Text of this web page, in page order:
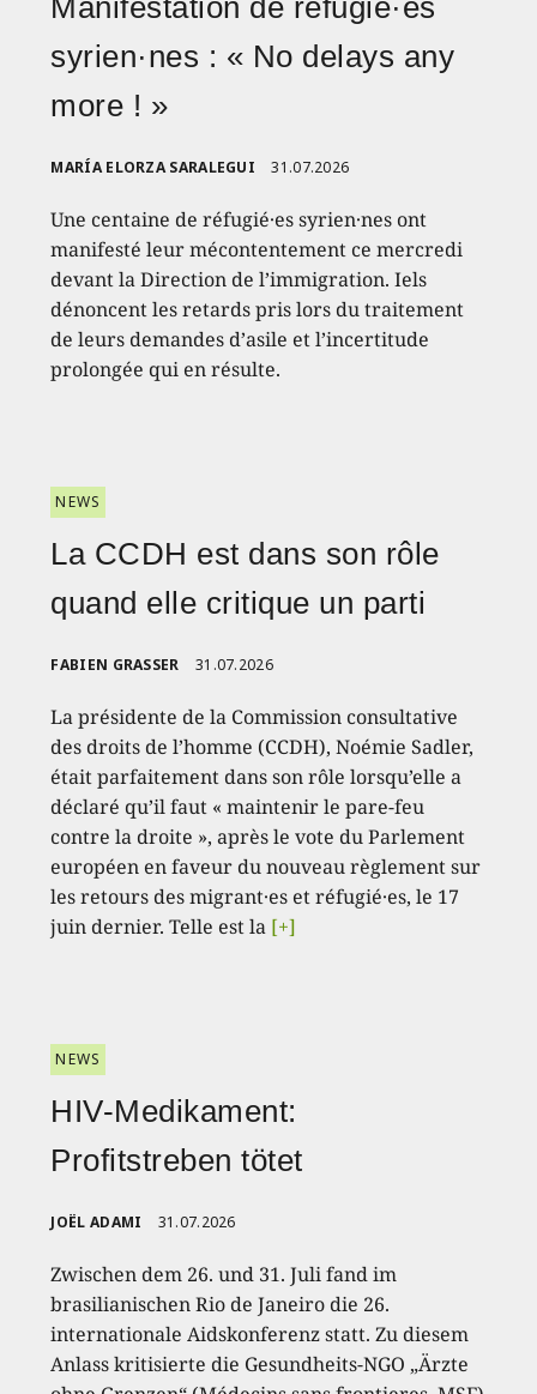
syrien·nes : « No delays any
more ! »
MARÍA ELORZA SARALEGUI 31.07.2026
Une centaine de réfugié·es syrien·nes ont
manifesté leur mécontentement ce mercredi
devant la Direction de l’immigration. Iels
dénoncent les retards pris lors du traitement
de leurs demandes d’asile et l’incertitude
prolongée qui en résulte.
NEWS
La CCDH est dans son rôle
quand elle critique un parti
FABIEN GRASSER 31.07.2026
La présidente de la Commission consultative
des droits de l’homme (CCDH), Noémie Sadler,
était parfaitement dans son rôle lorsqu’elle a
déclaré qu’il faut « maintenir le pare-feu
contre la droite », après le vote du Parlement
européen en faveur du nouveau règlement sur
les retours des migrant·es et réfugié·es, le 17
juin dernier. Telle est la [+]
NEWS
HIV-Medikament:
Profitstreben tötet
JOËL ADAMI 31.07.2026
Zwischen dem 26. und 31. Juli fand im
brasilianischen Rio de Janeiro die 26.
internationale Aidskonferenz statt. Zu diesem
Anlass kritisierte die Gesundheits-NGO „Ärzte